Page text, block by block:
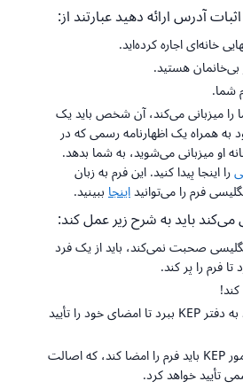
آدرس ارائه دهید عبارتند از:
خانه‌ای اجاره کرده‌اید.
بی‌خانمان هستید.
شما.
میزبانی می‌کند، آن شخص باید یک
به همراه یک اظهارنامه رسمی که در
او میزبانی می‌شوید، به شما بدهد.
را اینجا پیدا کنید. این فرم به زبان
فرم را می‌توانیداینجاببینید.
باید به شرح زیر عمل کند:
صحبت نمی‌کند، باید از یک فرد
فرم را پر کند.
فرم تکمیل شده را باید به دفتر KEP ببرد تا امضای خود را تأیید
فقط در حضور یک مأمور KEP باید فرم را امضا کند، که اصالت
تأیید خواهد کرد.